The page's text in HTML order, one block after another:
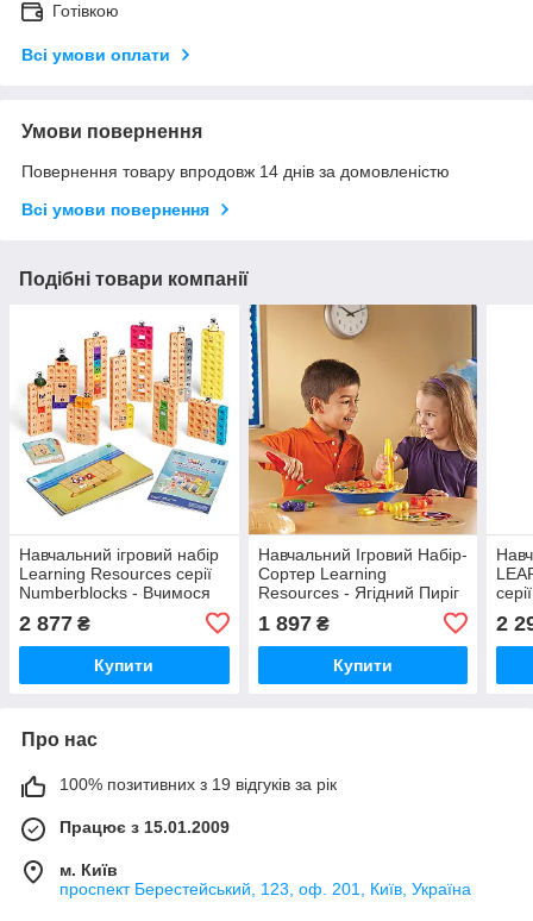
Готівкою
Всі умови оплати
Умови повернення
Повернення товару впродовж 14 днів за домовленістю
Всі умови повернення
Подібні товари компанії
Навчальний ігровий набір
Learning Resources серії
Numberblocks - Вчимося
рахувати 21-30 MathLink®
2 877 ₴
Купити
Навчальний Ігровий Набір-
Сортер Learning
Resources - Ягідний Пиріг
1 897₴
Купити
до
2
Про нас
100% позитивних з 19 відгуків за рік
Працює з 15.01.2009
м. Київ
проспект Берестейський, 123, оф. 201, Київ, Україна